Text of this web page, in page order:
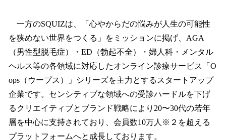
一方のSQUIZは、「心やからだの悩みが人生の可能性
を狭めない世界をつくる」をミッションに掲げ、AGA
（男性型脱毛症）・ED（勃起不全）・婦人科・メンタル
ヘルス等の各領域に対応したオンライン診療サービス「O
ops（ウープス）」シリーズを主力とするスタートアップ
企業です。センシティブな領域への受診ハードルを下げ
るクリエイティブとブランド戦略により20〜30代の若年
層を中心に支持されており、会員数10万人※２を超える
プラットフォームへと成長しております。